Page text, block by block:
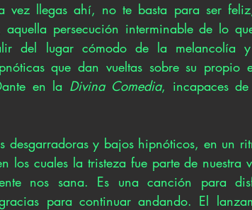
vez llegas ahí, no te basta para ser
persecución interminable de lo
del lugar cómodo de la melancolía
que dan vueltas sobre su propio
en la Divina Comedia, incapaces
desgarradoras y bajos hipnóticos, en un
los cuales la tristeza fue parte de nuestra
nos sana. Es una canción para
para continuar andando. El